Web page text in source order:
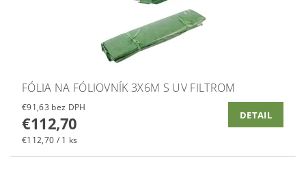
FÓLIA NA FÓLIOVNÍK 3X6M S UV FILTROM
€91,63 bez DPH
€112,70
€112,70 / 1 ks
DETAIL